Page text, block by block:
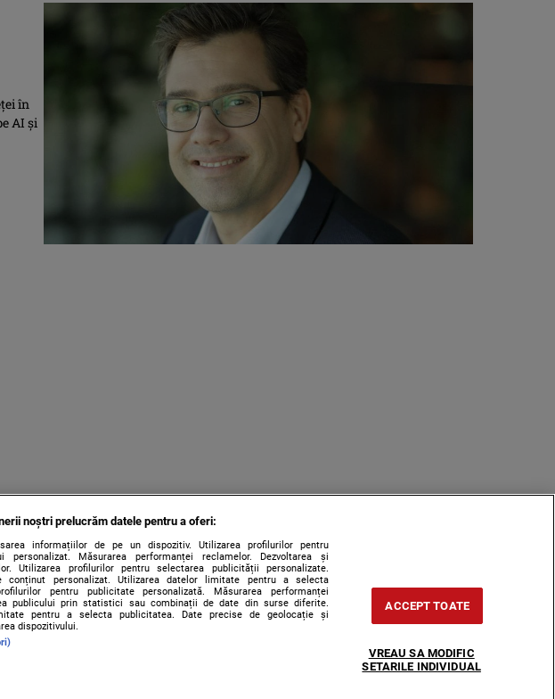
în
AI și
noștri prelucrăm datele pentru a oferi:
informațiilor de pe un dispozitiv. Utilizarea profilurilor pentru
personalizat. Măsurarea performanței reclamelor. Dezvoltarea și
Utilizarea profilurilor pentru selectarea publicității personalizate.
conținut personalizat. Utilizarea datelor limitate pentru a selecta
pentru publicitate personalizată. Măsurarea performanței
publicului prin statistici sau combinații de date din surse diferite.
pentru a selecta publicitatea. Date precise de geolocație și
dispozitivului.
ACCEPT TOATE
VREAU SA MODIFIC
SETARILE INDIVIDUAL